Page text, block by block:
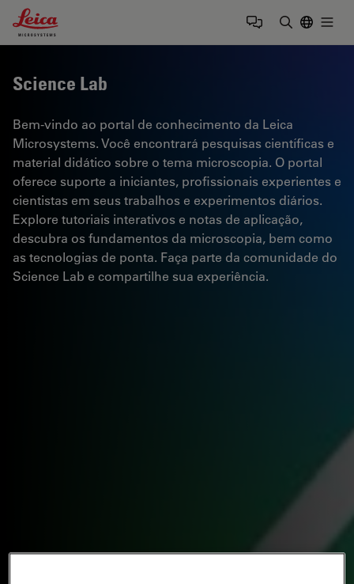
Leica Microsystems Logo
Science Lab
Bem-vindo ao portal de conhecimento da Leica
Microsystems. Você encontrará pesquisas científicas e
material didático sobre o tema microscopia. O portal
oferece suporte a iniciantes, profissionais experientes e
cientistas em seus trabalhos e experimentos diários.
Explore tutoriais interativos e notas de aplicação,
descubra os fundamentos da microscopia, bem como
as tecnologias de ponta. Faça parte da comunidade do
Science Lab e compartilhe sua experiência.